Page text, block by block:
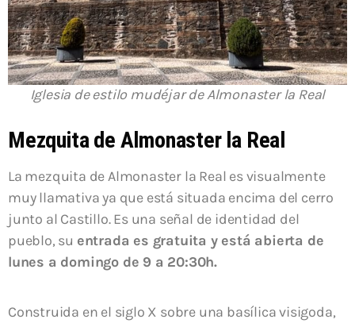
Iglesia de estilo mudéjar de Almonaster la Real
Mezquita de Almonaster la Real
La mezquita de Almonaster la Real es visualmente
muy llamativa ya que está situada encima del cerro
junto al Castillo. Es una señal de identidad del
pueblo, su entrada es gratuita y está abierta de
lunes a domingo de 9 a 20:30h.
Construida en el siglo X sobre una basílica visigoda,